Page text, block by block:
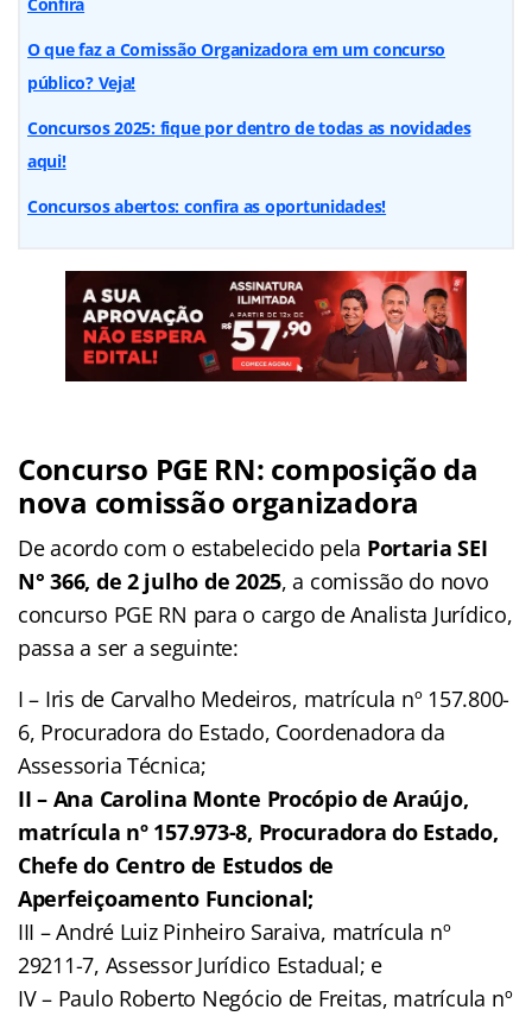
O que faz a Comissão Organizadora em um concurso
público? Veja!
Concursos 2025: fique por dentro de todas as novidades
aqui!
Concursos abertos: confira as oportunidades!
Concurso PGE RN: composição da
nova comissão organizadora
De acordo com o estabelecido pela Portaria SEI
N° 366, de 2 julho de 2025, a comissão do novo
concurso PGE RN para o cargo de Analista Jurídico,
passa a ser a seguinte:
I – Iris de Carvalho Medeiros, matrícula nº 157.800-
6, Procuradora do Estado, Coordenadora da
Assessoria Técnica;
II – Ana Carolina Monte Procópio de Araújo,
matrícula nº 157.973-8, Procuradora do Estado,
Chefe do Centro de Estudos de
Aperfeiçoamento Funcional;
III – André Luiz Pinheiro Saraiva, matrícula nº
29211-7, Assessor Jurídico Estadual; e
IV – Paulo Roberto Negócio de Freitas, matrícula nº